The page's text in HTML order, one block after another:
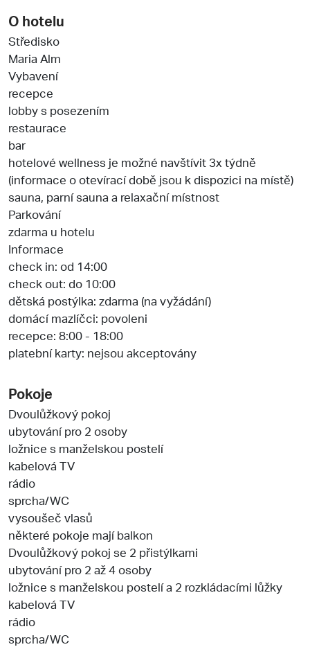
O hotelu
Středisko
Maria Alm
Vybavení
recepce
lobby s posezením
restaurace
bar
hotelové wellness je možné navštívit 3x týdně
(informace o otevírací době jsou k dispozici na místě)
sauna, parní sauna a relaxační místnost
Parkování
zdarma u hotelu
Informace
check in: od 14:00
check out: do 10:00
dětská postýlka: zdarma (na vyžádání)
domácí mazlíčci: povoleni
recepce: 8:00 - 18:00
platební karty: nejsou akceptovány
Pokoje
Dvoulůžkový pokoj
ubytování pro 2 osoby
ložnice s manželskou postelí
kabelová TV
rádio
sprcha/WC
vysoušeč vlasů
některé pokoje mají balkon
Dvoulůžkový pokoj se 2 přistýlkami
ubytování pro 2 až 4 osoby
ložnice s manželskou postelí a 2 rozkládacími lůžky
kabelová TV
rádio
sprcha/WC